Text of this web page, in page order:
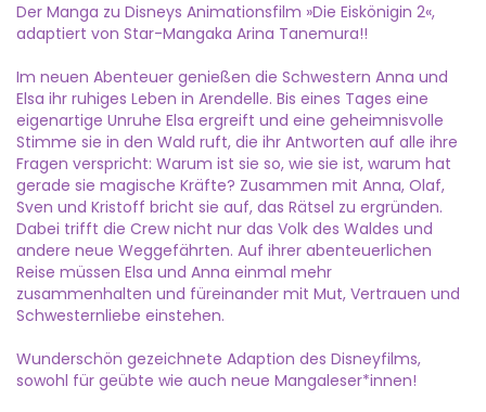
Der Manga zu Disneys Animationsfilm »Die Eiskönigin 2«,
adaptiert von Star-Mangaka Arina Tanemura!!
Im neuen Abenteuer genießen die Schwestern Anna und
Elsa ihr ruhiges Leben in Arendelle. Bis eines Tages eine
eigenartige Unruhe Elsa ergreift und eine geheimnisvolle
Stimme sie in den Wald ruft, die ihr Antworten auf alle ihre
Fragen verspricht: Warum ist sie so, wie sie ist, warum hat
gerade sie magische Kräfte? Zusammen mit Anna, Olaf,
Sven und Kristoff bricht sie auf, das Rätsel zu ergründen.
Dabei trifft die Crew nicht nur das Volk des Waldes und
andere neue Weggefährten. Auf ihrer abenteuerlichen
Reise müssen Elsa und Anna einmal mehr
zusammenhalten und füreinander mit Mut, Vertrauen und
Schwesternliebe einstehen.
Wunderschön gezeichnete Adaption des Disneyfilms,
sowohl für geübte wie auch neue Mangaleser*innen!